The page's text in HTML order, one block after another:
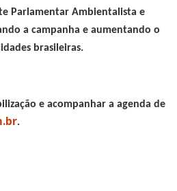
Parlamentar Ambientalista e
a campanha e aumentando o
brasileiras.
e acompanhar a agenda de
.